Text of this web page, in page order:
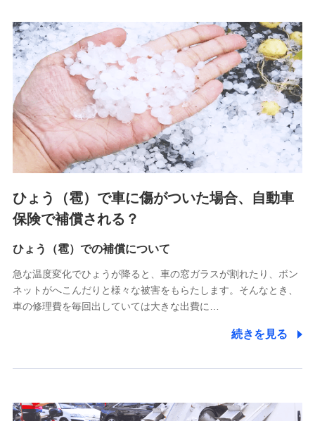
た維持管理等の委託業務遂行のため、またそれらに付帯、関
連する当社および提携会社のサービスを案内、提供するため
（なお、当社は複数の保険会社と取引があり、取得した個人
情報を取引のある他の保険会社の商品・サービスをご提案す
るために利用させていただくことがあります。）
上記に係る連絡・手続き・管理等付帯業務を行うため
3.セミナー募集サイトから取得した個人情報
各種セミナーの案内、開催のため
上記に係る連絡・手続き・管理等付帯業務を行うため
4.家族・友達紹介にて取得した個人情報
被紹介者への連絡、及び当社と取引のあるもしくは委託を受
けている保険会社・提携会社の保険その他に関する情報を提
供し、金融商品等の契約を勧奨するため
アンケートやキャンペーン等の実施のため
上記に係る連絡・手続き・管理等付帯業務を行うため
5.通話録音にて取得する情報
7.社員（従業者）の個人情報
ひょう（雹）で車に傷がついた場合、自動車
保険で補償される？
ひょう（雹）での補償について
急な温度変化でひょうが降ると、車の窓ガラスが割れたり、ボン
ネットがへこんだりと様々な被害をもらたします。そんなとき、
車の修理費を毎回出していては大きな出費に…
続きを見る